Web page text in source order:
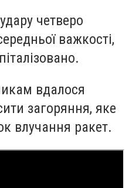
четверо
важкості,
вдалося
загоряння, яке
влучання ракет.